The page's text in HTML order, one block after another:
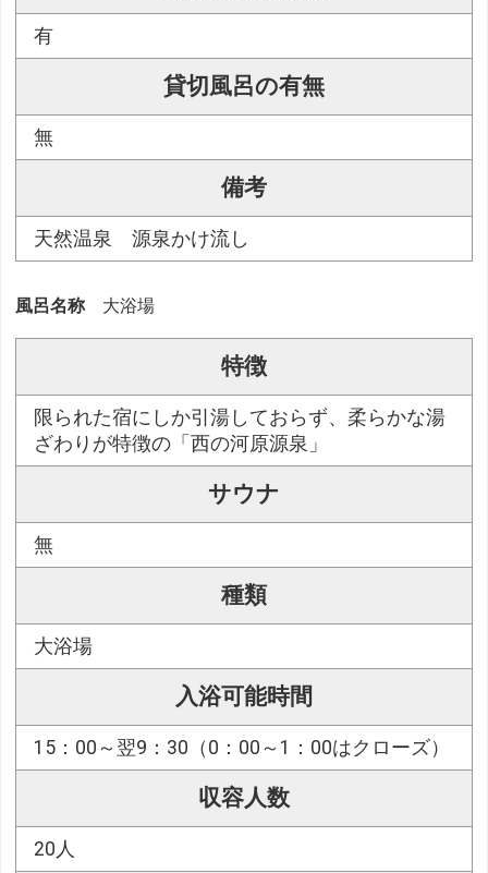
有
貸切風呂の有無
無
備考
天然温泉 源泉かけ流し
風呂名称 大浴場
特徴
限られた宿にしか引湯しておらず、柔らかな湯
ざわりが特徴の「西の河原源泉」
サウナ
無
種類
大浴場
入浴可能時間
15：00～翌9：30（0：00～1：00はクローズ）
収容人数
20人